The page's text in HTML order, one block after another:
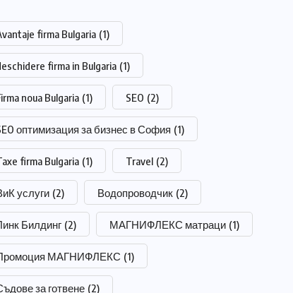
firma Bulgaria (1)
firma in Bulgaria (1)
noua Bulgaria (1) SEO (2)
оптимизация за бизнес в София (1)
firma Bulgaria (1) Travel (2)
услуги (2) Водопроводчик (2)
Билдинг (2) МАГНИФЛЕКС матраци (1)
МАГНИФЛЕКС (1)
за готвене (2)